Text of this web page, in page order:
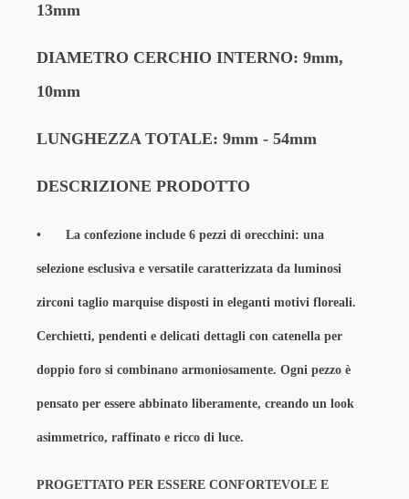
13mm
DIAMETRO CERCHIO INTERNO: 9mm,
10mm
LUNGHEZZA TOTALE: 9mm - 54mm
DESCRIZIONE PRODOTTO
• La confezione include 6 pezzi di orecchini: una
selezione esclusiva e versatile caratterizzata da luminosi
zirconi taglio marquise disposti in eleganti motivi floreali.
Cerchietti, pendenti e delicati dettagli con catenella per
doppio foro si combinano armoniosamente. Ogni pezzo è
pensato per essere abbinato liberamente, creando un look
asimmetrico, raffinato e ricco di luce.
PROGETTATO PER ESSERE CONFORTEVOLE E